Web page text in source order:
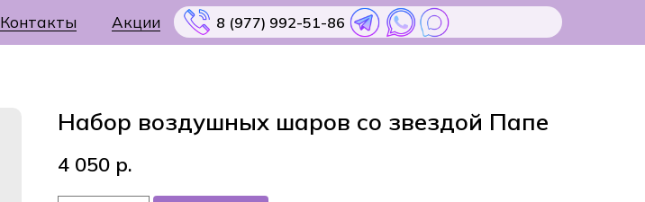
Акции
Контакты 8 (977) 992-51-86
Набор воздушных шаров со звездой Папе
4 050 р.